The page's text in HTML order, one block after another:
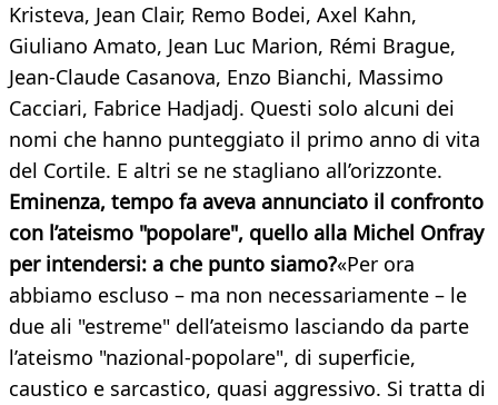
Kristeva, Jean Clair, Remo Bodei, Axel Kahn,
Giuliano Amato, Jean Luc Marion, Rémi Brague,
Jean-Claude Casanova, Enzo Bianchi, Massimo
Cacciari, Fabrice Hadjadj. Questi solo alcuni dei
nomi che hanno punteggiato il primo anno di vita
del Cortile. E altri se ne stagliano all’orizzonte.
Eminenza, tempo fa aveva annunciato il confronto
con l’ateismo "popolare", quello alla Michel Onfray
per intendersi: a che punto siamo?«Per ora
abbiamo escluso – ma non necessariamente – le
due ali "estreme" dell’ateismo lasciando da parte
l’ateismo "nazional-popolare", di superficie,
caustico e sarcastico, quasi aggressivo. Si tratta di